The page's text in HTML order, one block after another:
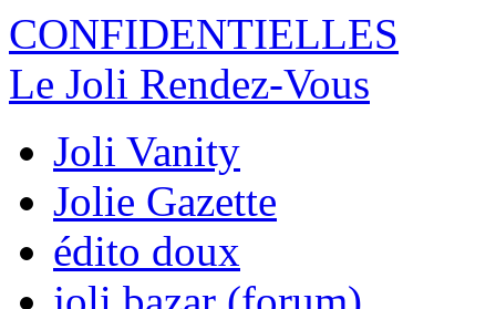
CONFIDENTIELLES
Le Joli Rendez-Vous
Joli Vanity
Jolie Gazette
édito doux